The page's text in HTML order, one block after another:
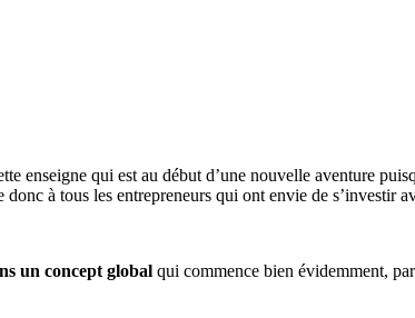
enseigne qui est au début d’une nouvelle aventure
donc à tous les entrepreneurs qui ont envie de s’investir
un concept global qui commence bien évidemment,